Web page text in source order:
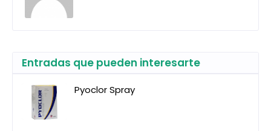
Entradas que pueden interesarte
Pyoclor Spray